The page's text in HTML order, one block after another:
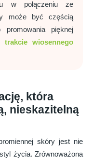
w ​​połączeniu ze
może być częścią
promowania pięknej
trakcie wiosennego
która
nieskazitelną
skóry jest nie
życia. Zrównoważona